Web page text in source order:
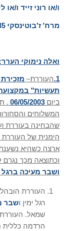
ו/או רוני זייד ו/או
מרח'ז'בוטינסקי
ואלה נימוקי הערר:
1. העוררת–
תעשיות"
ביום 06/05/2003
.
המשלוחים
שהבחינה בעוררת
הימנית של
ארצה כשהיא
וכתוצאה מכך נגרם
ושבר מעיכה ברגל
העוררת
רגל ימין ושבר
הרדמה כללית